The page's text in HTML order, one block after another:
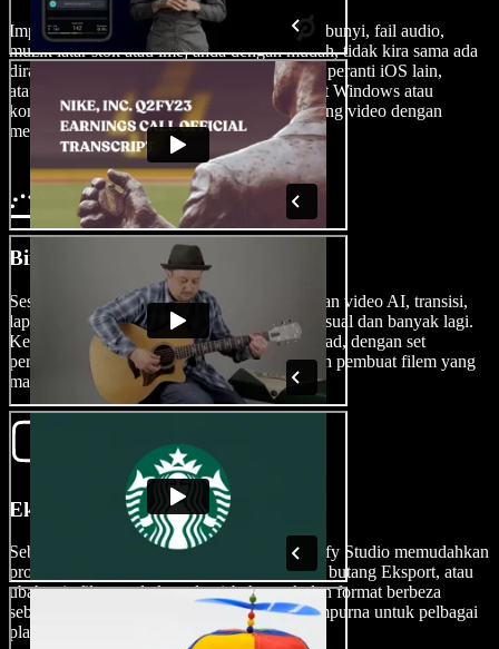
Import muzik anda sendiri, klip video, kesan bunyi, fail audio,
muzik latar stok atau imej anda dengan mudah, tidak kira sama ada
dirakam menggunakan iPhone, Android atau peranti iOS lain,
ataupun dirakam menggunakan PC Microsoft Windows atau
komputer Mac anda, terus ke dalam penyunting video dengan
menekan Imej/Video.
Bina Filem Anda
Sesuaikan filem anda dengan menambah kesan video AI, transisi,
lapisan, pelekat, sarikata, suara latar, kesan visual dan banyak lagi.
Kemungkinan pengeditan memang tidak terhad, dengan set
peralatan yang sesuai untuk pemula hinggalah pembuat filem yang
mahukan ciri-ciri lanjutan.
Eksport Filem Anda
Sebaik sahaja karya hebat anda siap, Speechify Studio memudahkan
proses mengeksport filem anda. Hanya tekan butang Eksport, atau
ubah saiz filem anda kepada nisbah aspek dan format berbeza
sebelum eksport, supaya ia jadi saiz yang sempurna untuk pelbagai
platform media sosial atau layar besar.